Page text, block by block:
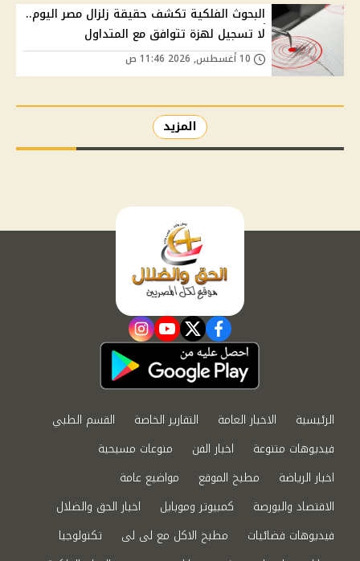
البحوث الفلكية تكشف حقيقة زلزال مصر اليوم..
لا تسجيل لهزة تتوافق مع المتداول
المزيد
facebook
twitter
youtube
instagram
الرئيسية الاخبار العامة التقارير الخاصة
القسم الطبي
فيديوهات متنوعة
اخبار الفن
منوعات مسيحية
اخبار الرياضة
مطبخ الموقع
مواضيع عامة
الاقتصاد والبورصة
كمبيوتر وموبايل
اخبار الحق والضلال
فيديوهات فضائيات
مطبخ الاكل مع لى لى
تكنولوجيا